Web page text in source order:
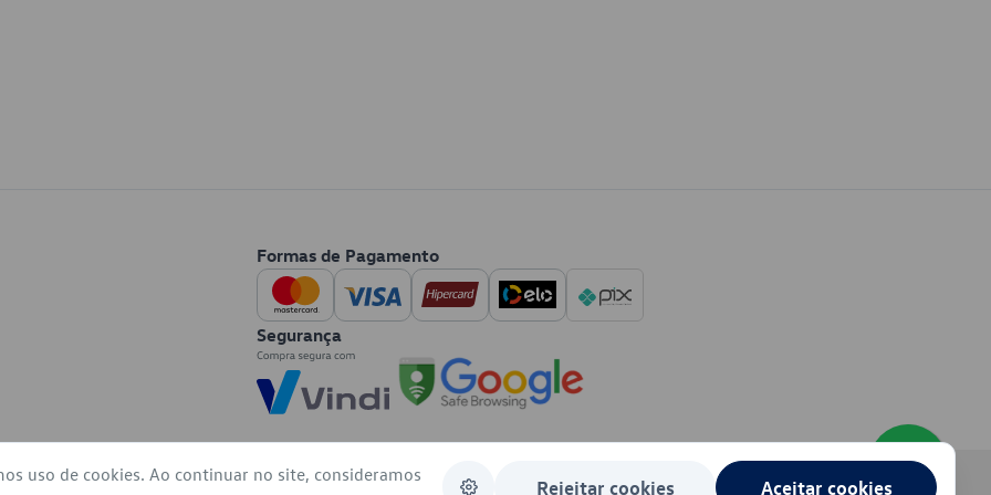
Formas de Pagamento
Segurança
uso de cookies. Ao continuar no site, consideramos
Rejeitar cookies Aceitar cookies